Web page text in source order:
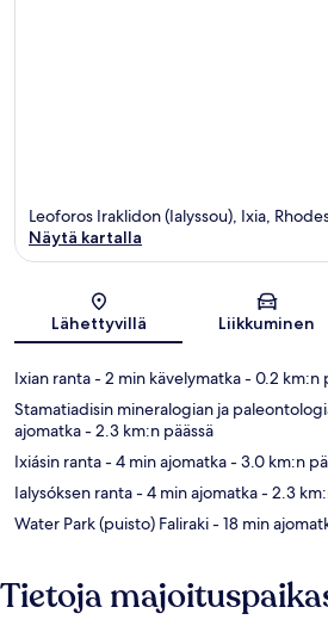
Kartta
Leoforos Iraklidon (Ialyssou), Ixia,
Näytä kartalla
Lähettyvillä Liikkuminen
Ixian ranta- 2 min kävelymatka- 0.2 km:n
Stamatiadisin mineralogian ja
ajomatka- 2.3 km:n päässä
Ixiásin ranta- 4 min ajomatka- 3.0 km:n
Ialysóksen ranta- 4 min ajomatka- 2.3
Water Park (puisto) Faliraki- 18 min
Tietoja